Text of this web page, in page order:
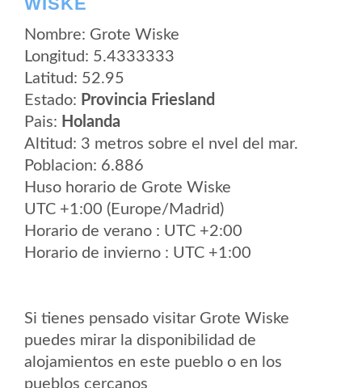
Nombre: Grote Wiske
Longitud: 5.4333333
Latitud: 52.95
Estado: Provincia Friesland
Pais: Holanda
Altitud: 3 metros sobre el nvel del mar.
Poblacion: 6.886
Huso horario de Grote Wiske
UTC +1:00 (Europe/Madrid)
Horario de verano : UTC +2:00
Horario de invierno : UTC +1:00
Si tienes pensado visitar Grote Wiske
puedes mirar la disponibilidad de
alojamientos en este pueblo o en los
pueblos cercanos